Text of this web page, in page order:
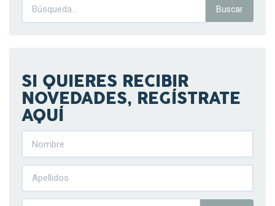
SI QUIERES RECIBIR
NOVEDADES, REGÍSTRATE
AQUÍ